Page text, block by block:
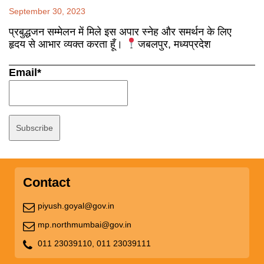
September 30, 2023
प्रबुद्धजन सम्मेलन में मिले इस अपार स्नेह और समर्थन के लिए
हृदय से आभार व्यक्त करता हूँ।
जबलपुर, मध्यप्रदेश
Email*
Contact
piyush.goyal@gov.in
mp.northmumbai@gov.in
011 23039110, 011 23039111